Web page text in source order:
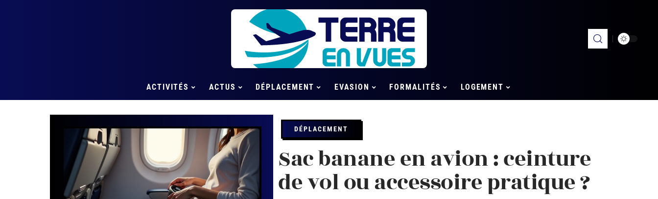
ACTIVITÉS ACTUS DÉPLACEMENT EVASION FORMALITÉS LOGEMENT
DÉPLACEMENT
Sac banane en avion : ceinture
de vol ou accessoire pratique ?